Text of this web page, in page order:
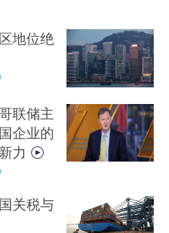
地位绝
联储主
企业的
力
关税与